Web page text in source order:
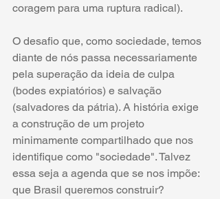
coragem para uma ruptura radical).
O desafio que, como sociedade, temos
diante de nós passa necessariamente
pela superação da ideia de culpa
(bodes expiatórios) e salvação
(salvadores da pátria). A história exige
a construção de um projeto
minimamente compartilhado que nos
identifique como "sociedade". Talvez
essa seja a agenda que se nos impõe:
que Brasil queremos construir?